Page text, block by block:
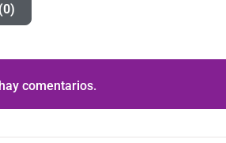
comentarios.